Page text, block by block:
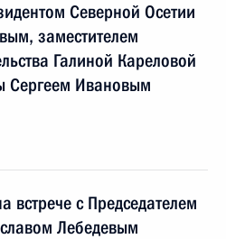
Северной Осетии
заместителем
Галиной Кареловой
Сергеем Ивановым
встрече с Председателем
Лебедевым